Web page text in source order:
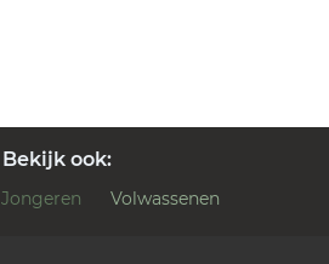
Bekijk ook:
Jongeren Volwassenen